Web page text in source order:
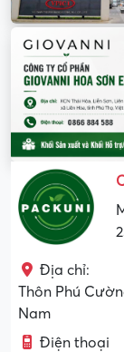
Địa chỉ:
Thôn Phú
Nam
Điện thoại